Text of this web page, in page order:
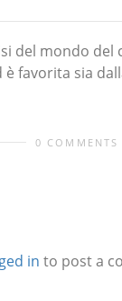
del mondo del
favorita sia
0 COMMENTS
in to post a